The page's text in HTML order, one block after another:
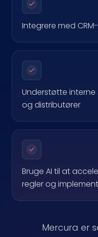
Integrere med
Understøtte
og distributører
Bruge AI til at
regler og
Mercura er